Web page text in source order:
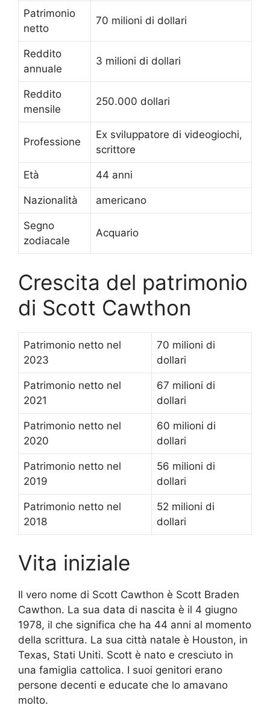
Patrimonio
netto
70 milioni di dollari
Reddito
annuale
3 milioni di dollari
Reddito
mensile
250.000 dollari
Professione
Ex sviluppatore di videogiochi,
scrittore
Età 44 anni
Nazionalità americano
Segno
zodiacale
Acquario
Crescita del patrimonio
di Scott Cawthon
Patrimonio netto nel
2023
70 milioni di
dollari
Patrimonio netto nel
2021
67 milioni di
dollari
Patrimonio netto nel
2020
60 milioni di
dollari
Patrimonio netto nel
2019
56 milioni di
dollari
Patrimonio netto nel
2018
52 milioni di
dollari
Vita iniziale
Il vero nome di Scott Cawthon è Scott Braden
Cawthon. La sua data di nascita è il 4 giugno
1978, il che significa che ha 44 anni al momento
della scrittura. La sua città natale è Houston, in
Texas, Stati Uniti. Scott è nato e cresciuto in
una famiglia cattolica. I suoi genitori erano
persone decenti e educate che lo amavano
molto.